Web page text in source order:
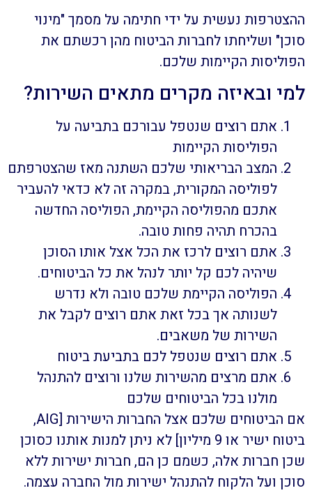
ההצטרפות נעשית על ידי חתימה על מסמך "מינוי
סוכן" ושליחתו לחברות הביטוח מהן רכשתם את
הפוליסות הקיימות שלכם.
למי ובאיזה מקרים מתאים השירות?
אתם רוצים שנטפל עבורכם בתביעה על
הפוליסות הקיימות
המצב הבריאותי שלכם השתנה מאז שהצטרפתם
לפוליסה המקורית, במקרה זה לא כדאי להעביר
אתכם מהפוליסה הקיימת, הפוליסה החדשה
בהכרח תהיה פחות טובה.
אתם רוצים לרכז את הכל אצל אותו הסוכן
שיהיה לכם קל יותר לנהל את כל הביטוחים.
הפוליסה הקיימת שלכם טובה ולא נדרש
לשנותה אך בכל זאת אתם רוצים לקבל את
השירות של משאבים.
אתם רוצים שנטפל לכם בתביעת ביטוח
אתם מרצים מהשירות שלנו ורוצים להתנהל
מולנו בכל הביטוחים שלכם
אם הביטוחים שלכם אצל החברות הישירות [AIG,
ביטוח ישיר או 9 מיליון] לא ניתן למנות אותנו כסוכן
שכן חברות אלה, כשמם כן הם, חברות ישירות ללא
סוכן ועל הלקוח להתנהל ישירות מול החברה עצמה.